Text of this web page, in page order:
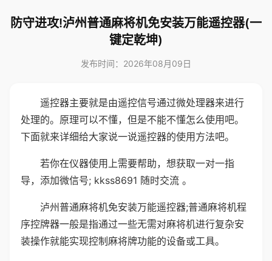
防守进攻!泸州普通麻将机免安装万能遥控器(一
键定乾坤)
发布时间：2026年08月09日
遥控器主要就是由遥控信号通过微处理器来进行
处理的。原理可以不懂，但是不能不懂怎么使用吧。
下面就来详细给大家说一说遥控器的使用方法吧。
若你在仪器使用上需要帮助，想获取一对一指
导，添加微信号; kkss8691 随时交流 。
泸州普通麻将机免安装万能遥控器;普通麻将机程
序控牌器一般是指通过一些无需对麻将机进行复杂安
装操作就能实现控制麻将牌功能的设备或工具。